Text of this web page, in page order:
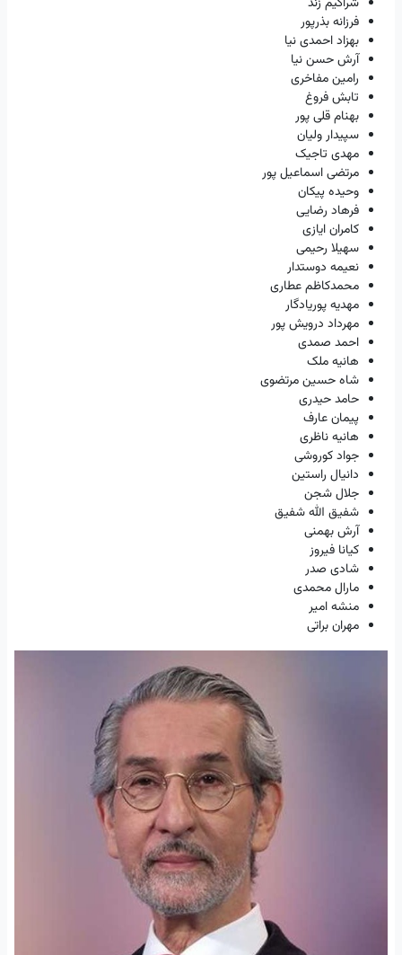
فرزانه بذرپور
بهزاد احمدی نیا
آرش حسن نیا
رامین مفاخری
تابش فروغ
بهنام قلی پور
سپیدار ولیان
مهدی تاجیک
مرتضی اسماعیل پور
وحیده پیکان
فرهاد رضایی
کامران ایازی
سهیلا رحیمی
نعیمه دوستدار
محمدکاظم عطاری
مهدیه پوریادگار
مهرداد درویش پور
احمد صمدی
هانیه ملک
شاه حسین مرتضوی
حامد حیدری
پیمان عارف
هانیه ناظری
جواد کوروشی
دانیال راستین
جلال شجن
شفیق الله شفیق
آرش بهمنی
کیانا فیروز
شادی صدر
مارال محمدی
منشه امیر
مهران براتی